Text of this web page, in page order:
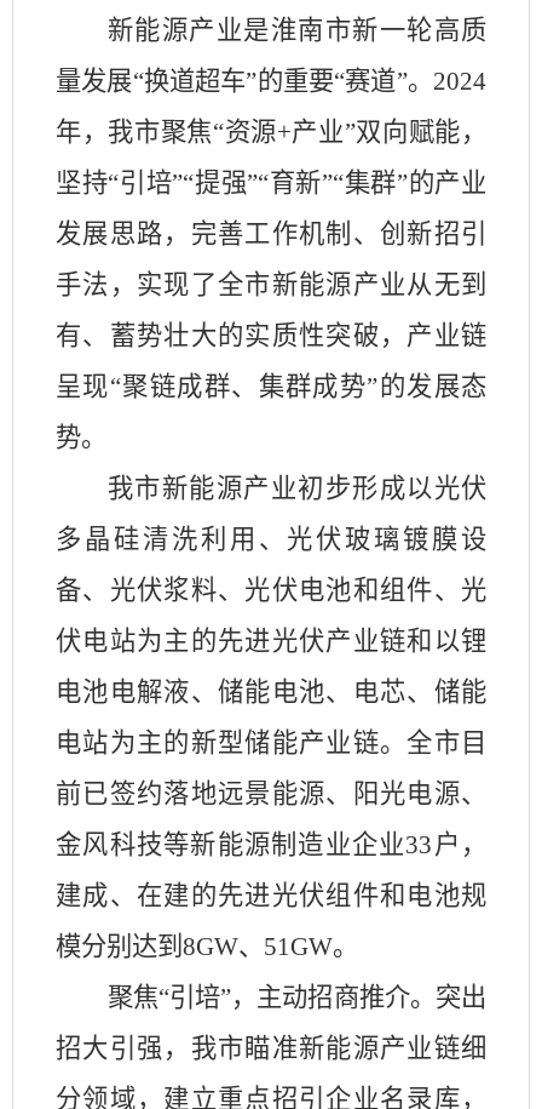
新能源产业是淮南市新一轮高质
量发展“换道超车”的重要“赛道”。 2024
年，我市聚焦“资源+产业”双向赋能，
坚持“引培”“提强”“育新”“集群”的产业
发展思路，完善工作机制、创新招引
手法，实现了全市新能源产业从无到
有、蓄势壮大的实质性突破，产业链
呈现“聚链成群、集群成势”的发展态
势。
我市新能源产业初步形成以光伏
多晶硅清洗利用、光伏玻璃镀膜设
备、光伏浆料、光伏电池和组件、光
伏电站为主的先进光伏产业链和以锂
电池电解液、储能电池、电芯、储能
电站为主的新型储能产业链。全市目
前已签约落地远景能源、阳光电源、
金风科技等新能源制造业企业33 户，
建成、在建的先进光伏组件和电池规
模分别达到 8GW、 51GW。
聚焦“引培”，主动招商推介。突出
招大引强，我市瞄准新能源产业链细
分领域，建立重点招引企业名录库，